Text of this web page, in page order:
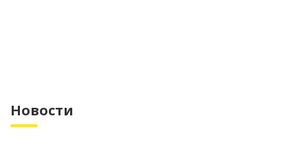
Новости